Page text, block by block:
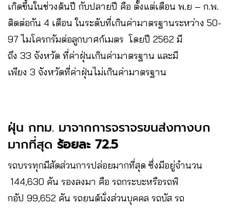
เกิดขึ้นในช่วงต้นปี กับปลายปี คือ ตั้งแต่เดือน พ.ย – ก.พ.
ติดต่อกัน 4 เดือน ในระดับที่เกินค่ามาตรฐานระหว่าง 50-
97 ไมโครกรัมต่อลูกบาศก์เมตร โดยปี 2562 มี
ถึง 33 จังหวัด ที่ค่าฝุ่นเกินค่ามาตรฐาน และมี
เพียง 3 จังหวัดที่ค่าฝุ่นไม่เกินค่ามาตรฐาน
ฝุ่น กทม. มาจากการจราจรขนส่งทางบก
มากที่สุด ร้อยละ 72.5
รถบรรทุกมีสัดส่วนการปล่อยมากที่สุด ซึ่งมีอยู่จำนวน
144,630 คัน รองลงมา คือ รถกระบะหรือรถพิ
กอัป 99,652 คัน รถยนต์นั่งส่วนบุคคล รถบัส รถ